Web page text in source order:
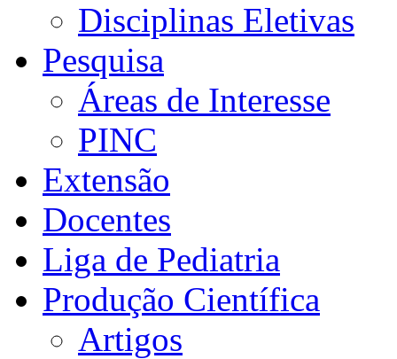
Disciplinas Eletivas
Pesquisa
Áreas de Interesse
PINC
Extensão
Docentes
Liga de Pediatria
Produção Científica
Artigos